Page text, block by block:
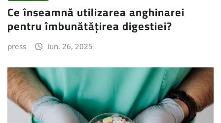
Ce înseamnă utilizarea anghinarei
pentru îmbunătățirea digestiei?
press iun. 26, 2025